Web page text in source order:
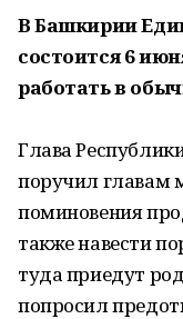
В Башкирии
состоится 6
работать в
Глава
поручил главам
поминовения
также навести
туда приедут
попросил